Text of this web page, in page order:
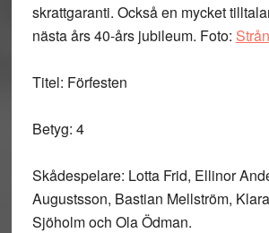
skrattgaranti. Också en mycket
nästa års 40-års jubileum. Foto:
Titel: Förfesten
Betyg: 4
Skådespelare: Lotta Frid, Ellinor
Augustsson, Bastian Mellström,
Sjöholm och Ola Ödman.